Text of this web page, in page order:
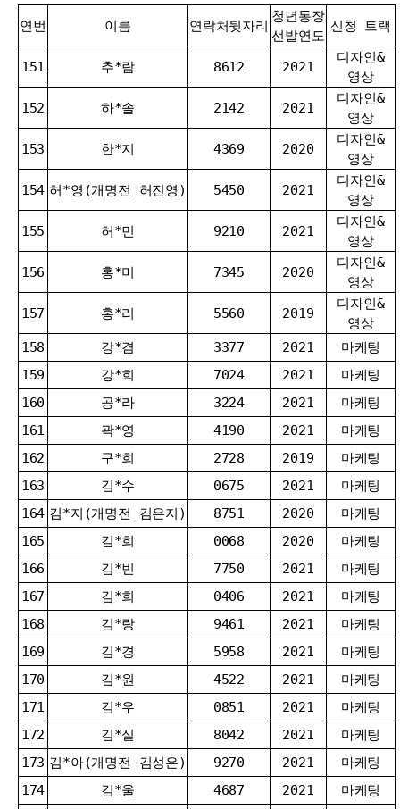
연번 이름 연락처뒷자리
청년통장
선발연도
신청 트랙
151 추*람 8612 2021
디자인&
영상
152 하*솔 2142 2021
디자인&
영상
153 한*지 4369 2020
디자인&
영상
154 허*영(개명전 허진영) 5450 2021
디자인&
영상
155 허*민 9210 2021
디자인&
영상
156 홍*미 7345 2020
디자인&
영상
157 홍*리 5560 2019
디자인&
영상
158
강*겸 3377 2021
마케팅
159
강*희 7024 2021
마케팅
160
공*라 3224 2021
마케팅
161
곽*영 4190 2021
마케팅
162
구*희 2728 2019
마케팅
163
김*수 0675 2021
마케팅
164 김*지(개명전 김은지) 8751 2020
마케팅
165
김*희 0068 2020
마케팅
166
김*빈 7750 2021
마케팅
167
김*희 0406 2021
마케팅
168
김*랑 9461 2021
마케팅
169
김*경 5958 2021
마케팅
170
김*원 4522 2021
마케팅
171
김*우 0851 2021
마케팅
172
김*실 8042 2021
마케팅
173 김*아(개명전 김성은) 9270 2021
마케팅
174
김*울 4687 2021
마케팅